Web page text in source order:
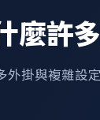
麼許
外掛與複雜設